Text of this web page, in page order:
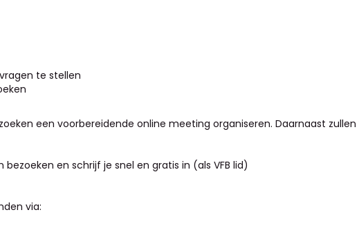
te stellen
een voorbereidende online meeting organiseren. Daarnaast
en schrijf je snel en gratis in (als VFB lid)
via: